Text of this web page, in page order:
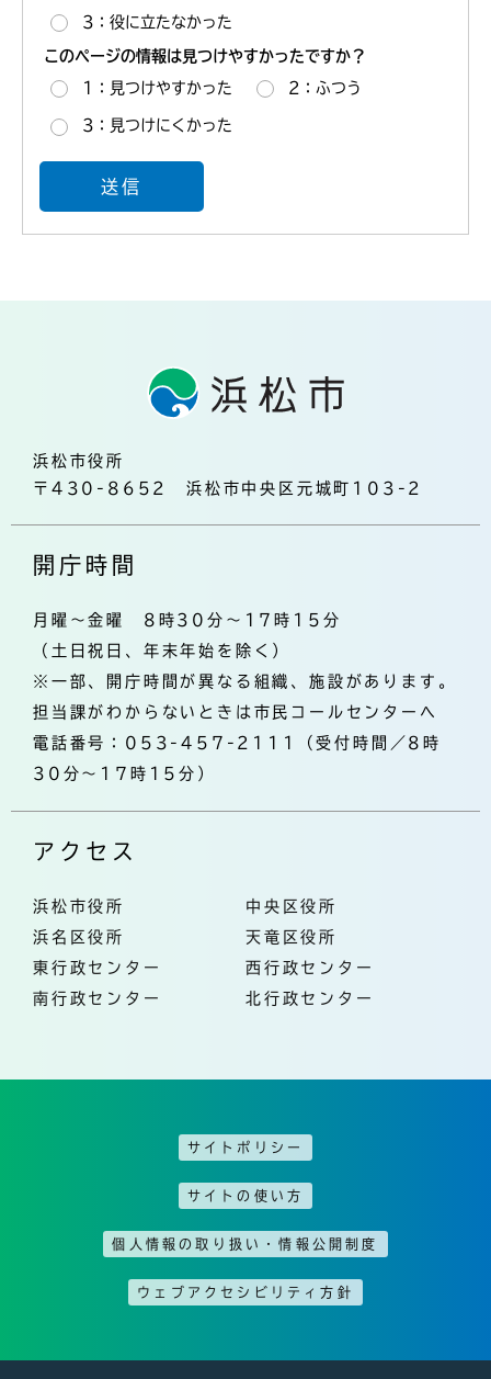
3：役に立たなかった
このページの情報は見つけやすかったですか？
1：見つけやすかった 2：ふつう
3：見つけにくかった
浜松市役所
〒430-8652 浜松市中央区元城町103-2
開庁時間
月曜～金曜 8時30分～17時15分
（土日祝日、年末年始を除く）
※一部、開庁時間が異なる組織、施設があります。
担当課がわからないときは市民コールセンターへ
電話番号：053-457-2111（受付時間／8時
30分～17時15分）
アクセス
浜松市役所
中央区役所
浜名区役所
天竜区役所
東行政センター
西行政センター
南行政センター
北行政センター
サイトポリシー
サイトの使い方
個人情報の取り扱い・情報公開制度
ウェブアクセシビリティ方針